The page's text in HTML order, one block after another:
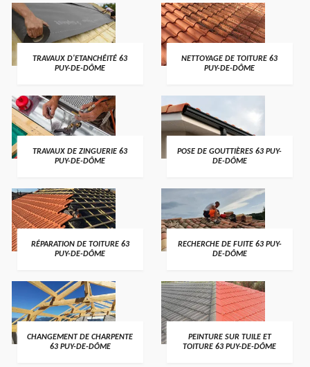
TRAVAUX D'ETANCHÉITÉ 63
PUY-DE-DÔME
NETTOYAGE DE TOITURE 63
PUY-DE-DÔME
TRAVAUX DE ZINGUERIE 63
PUY-DE-DÔME
POSE DE GOUTTIÈRES 63 PUY-
DE-DÔME
RÉPARATION DE TOITURE 63
PUY-DE-DÔME
RECHERCHE DE FUITE 63 PUY-
DE-DÔME
CHANGEMENT DE CHARPENTE
63 PUY-DE-DÔME
PEINTURE SUR TUILE ET
TOITURE 63 PUY-DE-DÔME